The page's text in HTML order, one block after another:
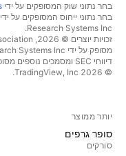
בחר נתוני שוק המסופקים על ידי
Research Systems Inc.‏
מסופק על ידי FactSet Research Systems Inc. כל הזכויות שמורות.
דיווחי SEC ומסמכים נוספים מסופקים על ידי
© 2026 ‏TradingView, Inc.‏
יותר ממוצר
סופר גרפים
סורקים